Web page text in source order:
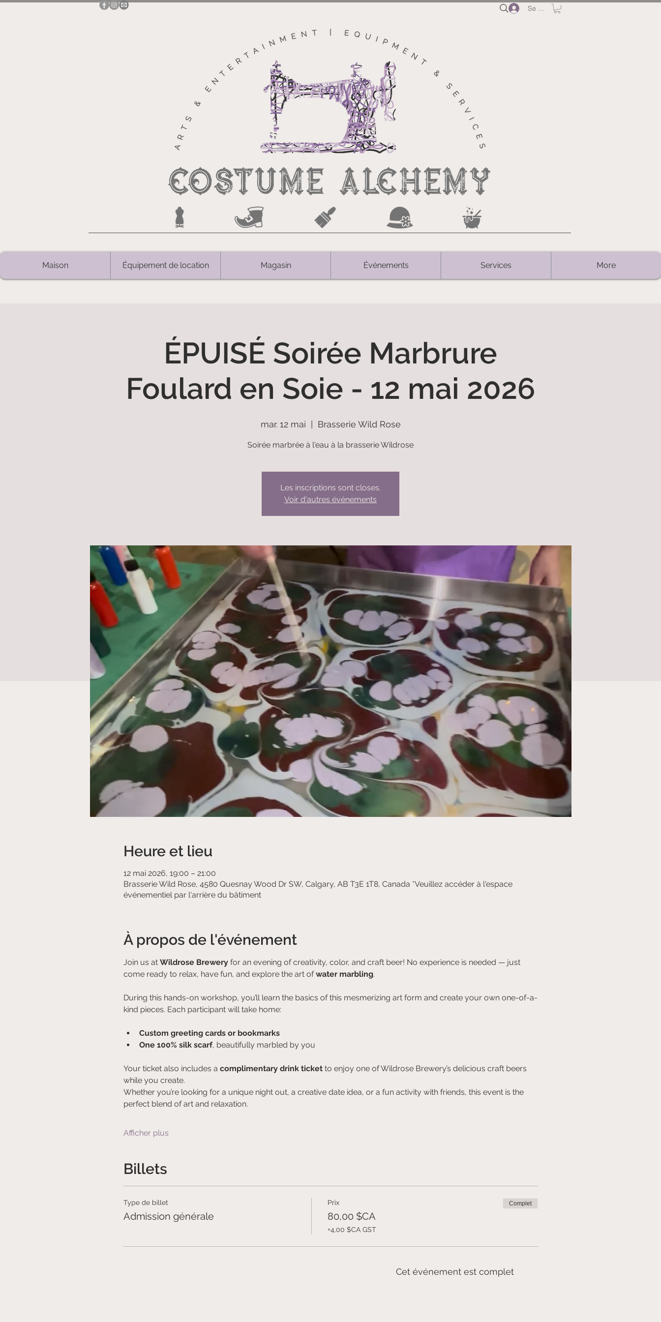
Se connecter
Maison Équipement de location Magasin Événements Services More
ÉPUISÉ Soirée Marbrure
Foulard en Soie - 12 mai 2026
mar. 12 mai Brasserie Wild Rose
Soirée marbrée à l'eau à la brasserie Wildrose
Les inscriptions sont closes.
Voir d'autres événements
Heure et lieu
12 mai 2026, 19:00 – 21:00
Brasserie Wild Rose, 4580 Quesnay Wood Dr SW, Calgary, AB T3E 1T8, Canada *Veuillez accéder à l'espace
événementiel par l'arrière du bâtiment
À propos de l'événement
Join us at Wildrose Brewery for an evening of creativity, color, and craft beer! No experience is needed — just
come ready to relax, have fun, and explore the art of water marbling.
During this hands-on workshop, you’ll learn the basics of this mesmerizing art form and create your own one-of-a-
kind pieces. Each participant will take home:
Custom greeting cards or bookmarks
One 100% silk scarf, beautifully marbled by you
Your ticket also includes a complimentary drink ticket to enjoy one of Wildrose Brewery’s delicious craft beers
while you create.
Whether you’re looking for a unique night out, a creative date idea, or a fun activity with friends, this event is the
perfect blend of art and relaxation.
Afficher plus
Billets
Type de billet
Admission générale
Prix
80,00 $CA
+4,00 $CA GST
Complet
Cet événement est complet